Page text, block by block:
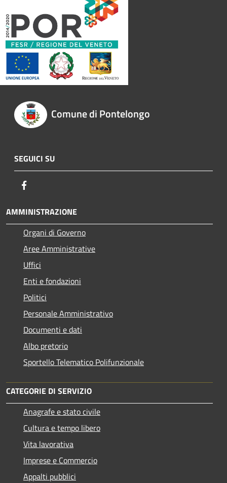
Comune di Pontelongo
SEGUICI SU
AMMINISTRAZIONE
Organi di Governo
Aree Amministrative
Uffici
Enti e fondazioni
Politici
Personale Amministrativo
Documenti e dati
Albo pretorio
Sportello Telematico Polifunzionale
CATEGORIE DI SERVIZIO
Anagrafe e stato civile
Cultura e tempo libero
Vita lavorativa
Imprese e Commercio
Appalti pubblici